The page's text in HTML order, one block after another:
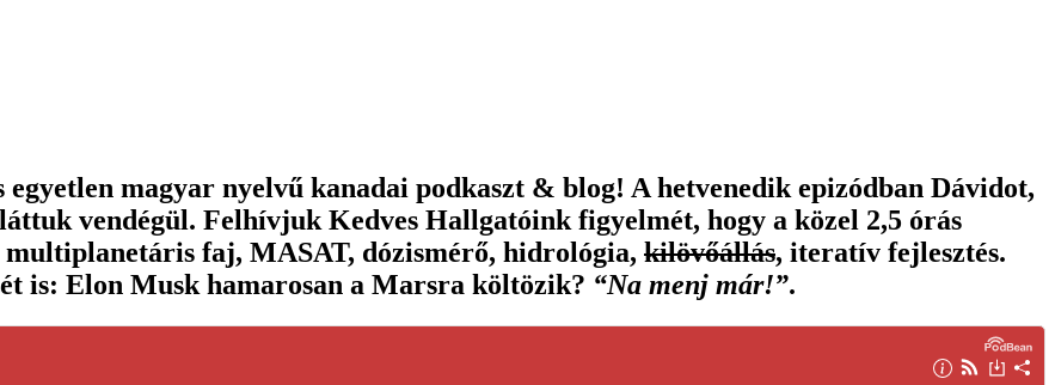
egyetlen magyar nyelvű kanadai podkaszt & blog! A hetvenedik epizódban Dávidot,
vendégül. Felhívjuk Kedves Hallgatóink figyelmét, hogy a közel 2,5 órás
multiplanetáris faj, MASAT, dózismérő, hidrológia, kilövőállás, iteratív fejlesztés.
is: Elon Musk hamarosan a Marsra költözik? “Na menj már!”.